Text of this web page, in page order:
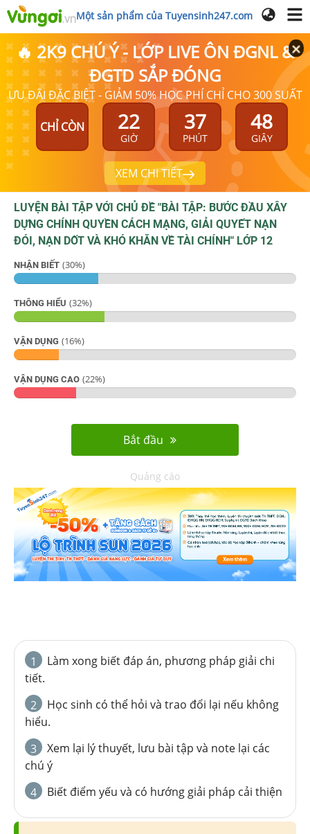
Một sản phẩm của Tuyensinh247.com
🔥 2K9 CHÚ Ý - LỚP LIVE ÔN ĐGNL &
ĐGTD SẮP ĐÓNG
ƯU ĐÃI ĐẶC BIỆT - GIẢM 50% HỌC PHÍ CHỈ CHO 300 SUẤT
CHỈ CÒN 22
GIỜ
37
PHÚT
48
GIÂY
XEM CHI TIẾT
LUYỆN BÀI TẬP VỚI CHỦ ĐỀ "BÀI TẬP: BƯỚC ĐẦU XÂY
DỰNG CHÍNH QUYỀN CÁCH MẠNG, GIẢI QUYẾT NẠN
ĐÓI, NẠN DỐT VÀ KHÓ KHĂN VỀ TÀI CHÍNH" LỚP 12
NHẬN BIẾT (30%)
THÔNG HIỂU (32%)
VẬN DỤNG (16%)
VẬN DỤNG CAO (22%)
Bắt đầu
Quảng cáo
1
Làm xong biết đáp án, phương pháp giải chi
tiết.
2
Học sinh có thể hỏi và trao đổi lại nếu không
hiểu.
3
Xem lại lý thuyết, lưu bài tập và note lại các
chú ý
4
Biết điểm yếu và có hướng giải pháp cải thiện